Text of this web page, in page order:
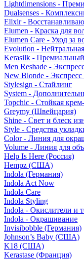
Lightdimensions -
Dualsenses -
Elixir -
Elumen - Краска для
Elumen Care - Уход за
Evolution -
Kerasilk - Премиальный
Men Reshade -
New Blonde -
Stylesign - Стайлинг
System -
Topchic - Стойкая
Greymy (Швейцария)
Shine - Свет и блеск
Style - Средства
Color - Линия для
Volume - Линия для
Help Is Here (Россия)
Hempz (США)
Indola (Германия)
Indola Act Now
Indola Care
Indola Styling
Indola - Окислители и
Indola - Окрашивание
Invisibobble (Германия)
Johnson’s Baby (США)
K18 (США)
Kerastase (Франция)